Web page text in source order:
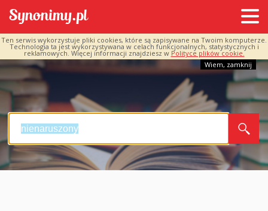
Ten serwis wykorzystuje pliki cookies, które są zapisywane na Twoim komputerze.
Technologia ta jest wykorzystywana w celach funkcjonalnych, statystycznych i
reklamowych. Więcej informacji znajdziesz w Polityce plików cookie.
Wiem, zamknij